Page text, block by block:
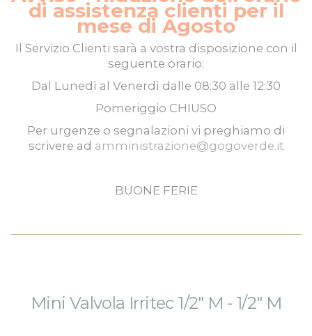
di assistenza clienti per il
mese di Agosto
Il Servizio Clienti sarà a vostra disposizione con il
seguente orario:
Dal Lunedì al Venerdì dalle 08:30 alle 12:30
Pomeriggio CHIUSO
Per urgenze o segnalazioni vi preghiamo di
scrivere ad amministrazione@gogoverde.it
BUONE FERIE
all'inizioMini Valvola Irritec 1/2" M - 1/2" M